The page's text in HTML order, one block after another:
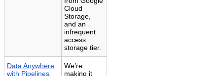
Cloud
Storage,
and an
infrequent
access
storage tier.
Data Anywhere
with Pipelines,
We’re
making it